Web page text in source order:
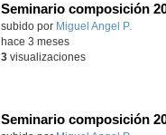
Contenido educativo.
subido por Miguel Angel P.
hace 3 meses
3visualizaciones